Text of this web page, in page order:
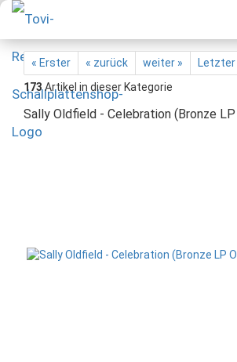
« Erster « zurück weiter »
Letzter
173Artikel in dieser Kategorie
Sally Oldfield - Celebration (Bronze LP